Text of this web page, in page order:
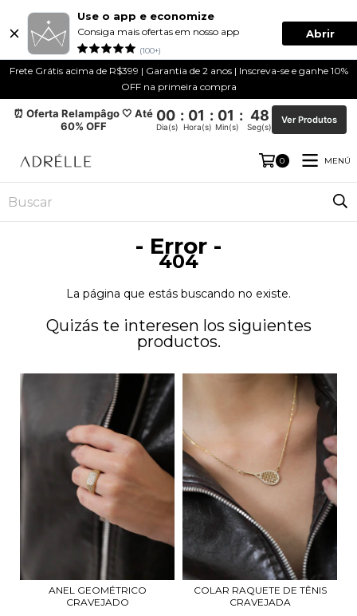
Use o app e economize
Consiga mais ofertas em nosso app
(100+)
Abrir
Frete Grátis acima de R$399 | Garantia de 2 anos | Inscreva-se e ganhe 10%
OFF na primeira compra
⏰ Oferta Relampâgo 🤍 Até
60% OFF
00 : 01 : 01 : 48
Dia(s) Hora(s) Min(s) Seg(s)
Ver Produtos
0 MENÚ
- Error -
404
La página que estás buscando no existe.
Quizás te interesen los siguientes
productos.
ANEL GEOMÉTRICO
CRAVEJADO
COLAR RAQUETE DE TÊNIS
CRAVEJADA